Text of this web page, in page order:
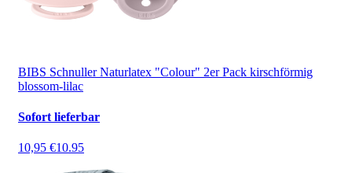
BIBS Schnuller Naturlatex "Colour" 2er Pack kirschförmig
blossom-lilac
Sofort lieferbar
10,95 €10.95